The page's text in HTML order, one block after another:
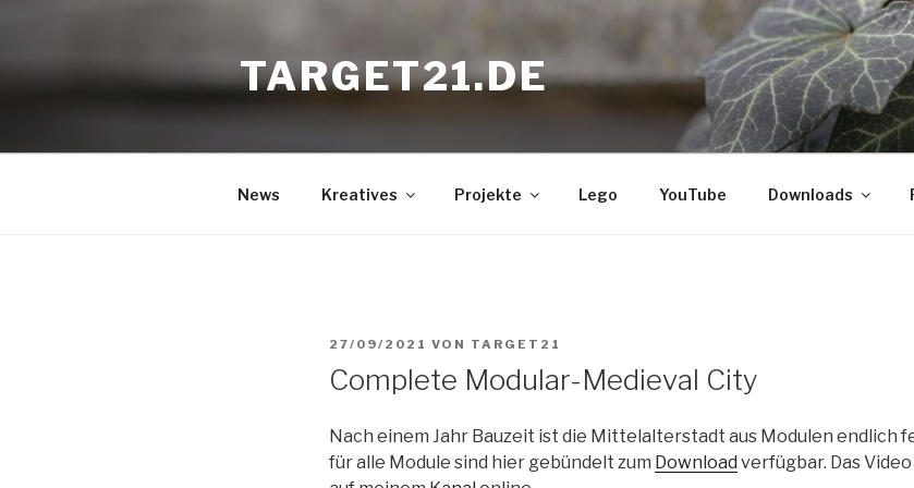
TARGET21.DE
News Kreatives Projekte Lego YouTube Downloads
VERÖFFENTLICHT
AM
27/09/2021 VON TARGET21
Complete Modular-Medieval City
Nach einem Jahr Bauzeit ist die Mittelalterstadt aus Modulen endlich
für alle Module sind hier gebündelt zum Download verfügbar. Das